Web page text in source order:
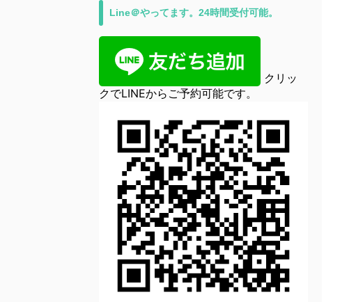
Line＠やってます。24時間受付可能。
クリッ
クでLINEからご予約可能です。